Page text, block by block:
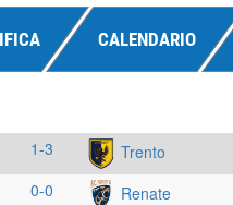
CALENDARIO
1-3 Trento
0-0 Renate